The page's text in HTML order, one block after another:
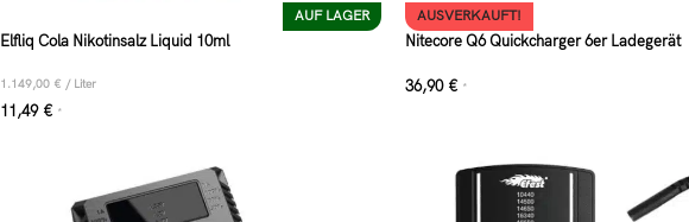
AUF LAGER
Elfliq Cola Nikotinsalz Liquid 10ml
1.149,00 € / Liter
11,49 € *
AUSVERKAUFT!
Nitecore Q6 Quickcharger 6er Ladegerät
36,90 € *